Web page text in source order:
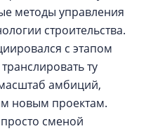
методы управления
строительства.
с этапом
ту
масштаб амбиций,
новым проектам.
сменой